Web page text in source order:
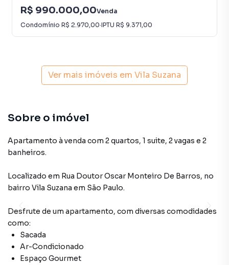
R$ 990.000,00Venda
Condomínio R$ 2.970,00·IPTU R$ 9.371,00
Ver mais imóveis em Vila Suzana
Sobre o imóvel
Apartamento à venda com 2 quartos, 1 suite, 2 vagas e 2
banheiros.
Localizado em Rua Doutor Oscar Monteiro De Barros, no
bairro Vila Suzana em São Paulo.
Desfrute de um apartamento, com diversas comodidades
como:
Sacada
Ar-Condicionado
Espaço Gourmet